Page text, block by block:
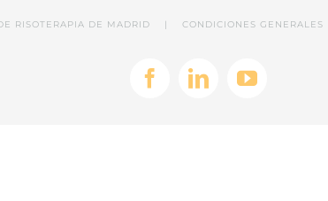
RISOTERAPIA DE MADRID | CONDICIONES GENERALES
FacebookLinkedInYouTube